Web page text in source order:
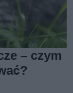
– czym